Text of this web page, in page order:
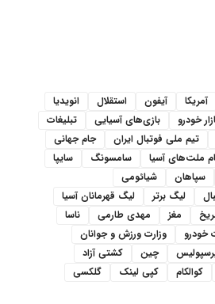
آمریکا آیفون استقلال
انویدیا
خودرو بازی‌های آسیایی
تبلیغات
تیم ملی فوتبال ایران
جام جهانی
ملت‌های آسیا سامسونگ
سایپا
سپاهان
شیائومی
لیگ برتر
لیگ قهرمانان آسیا
مغز مهدی طارمی
ناسا
خودرو
وزارت ورزش و جوانان
چین
کشتی آزاد
کوالکام کپی لینک
گلکسی